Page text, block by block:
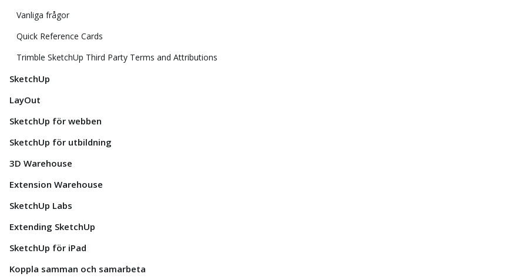
Vanliga frågor
Quick Reference Cards
Trimble SketchUp Third Party Terms and Attributions
SketchUp
LayOut
SketchUp för webben
SketchUp för utbildning
3D Warehouse
Extension Warehouse
SketchUp Labs
Extending SketchUp
SketchUp för iPad
Koppla samman och samarbeta